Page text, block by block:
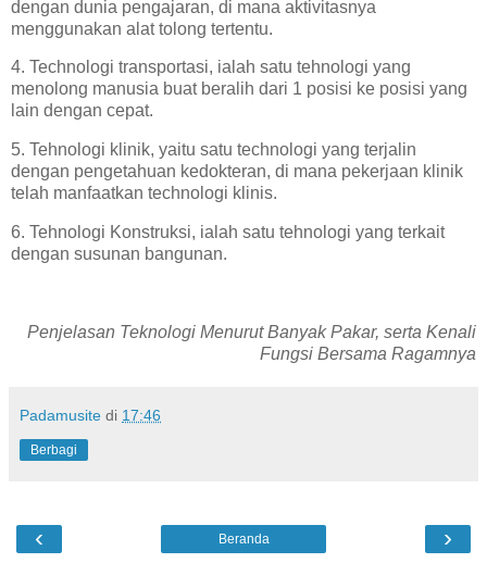
dengan dunia pengajaran, di mana aktivitasnya
menggunakan alat tolong tertentu.
4. Technologi transportasi, ialah satu tehnologi yang
menolong manusia buat beralih dari 1 posisi ke posisi yang
lain dengan cepat.
5. Tehnologi klinik, yaitu satu technologi yang terjalin
dengan pengetahuan kedokteran, di mana pekerjaan klinik
telah manfaatkan technologi klinis.
6. Tehnologi Konstruksi, ialah satu tehnologi yang terkait
dengan susunan bangunan.
Penjelasan Teknologi Menurut Banyak Pakar, serta Kenali
Fungsi Bersama Ragamnya
Padamusite di 17:46
Berbagi
‹ ›
Beranda